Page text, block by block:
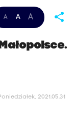
A A A share
2021.05.31